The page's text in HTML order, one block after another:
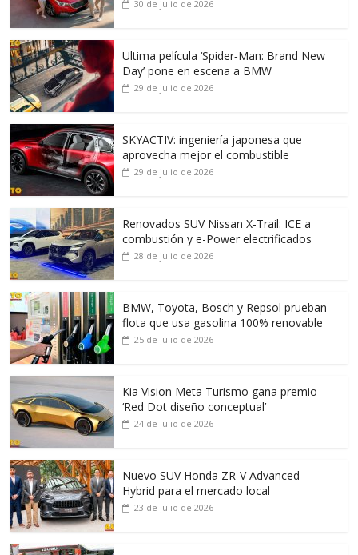
30 de julio de 2026
Ultima película ‘Spider‑Man: Brand New
Day’ pone en escena a BMW
29 de julio de 2026
SKYACTIV: ingeniería japonesa que
aprovecha mejor el combustible
29 de julio de 2026
Renovados SUV Nissan X-Trail: ICE a
combustión y e-Power electrificados
28 de julio de 2026
BMW, Toyota, Bosch y Repsol prueban
flota que usa gasolina 100% renovable
25 de julio de 2026
Kia Vision Meta Turismo gana premio
‘Red Dot diseño conceptual’
24 de julio de 2026
Nuevo SUV Honda ZR-V Advanced
Hybrid para el mercado local
23 de julio de 2026